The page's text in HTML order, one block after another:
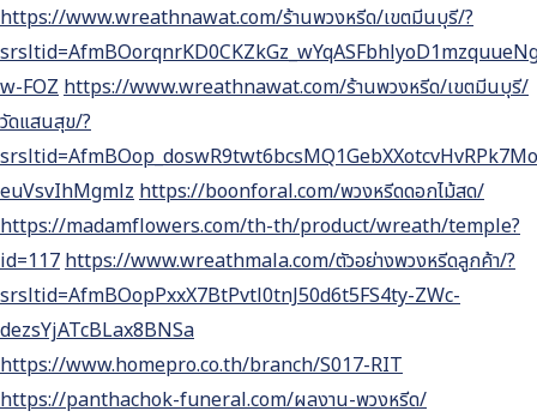
https://www.wreathnawat.com/ร้านพวงหรีด/เขตมีนบุรี/?
w-FOZhttps://www.wreathnawat.com/ร้านพวงหรีด/เขตมีนบุรี/
วัดแสนสุข/?
euVsvIhMgmlzhttps://boonforal.com/พวงหรีดดอกไม้สด/
https://madamflowers.com/th-th/product/wreath/temple?
id=117https://www.wreathmala.com/ตัวอย่างพวงหรีดลูกค้า/?
srsltid=AfmBOopPxxX7BtPvtl0tnJ50d6t5FS4ty-ZWc-
dezsYjATcBLax8BNSa
https://www.homepro.co.th/branch/S017-RIT
https://panthachok-funeral.com/ผลงาน-พวงหรีด/